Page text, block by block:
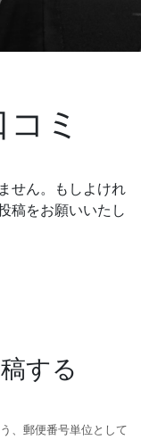
ミ
せん。もしよけれ
稿をお願いいたし
する
、郵便番号単位として